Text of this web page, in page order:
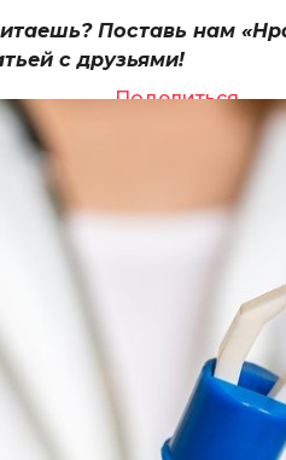
Поставь нам
с друзьями!
Поделиться